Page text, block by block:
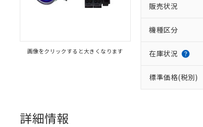
画像をクリックすると大きくなります
販売状況
機種区分
在庫状況
標準価格(税別)
詳細情報